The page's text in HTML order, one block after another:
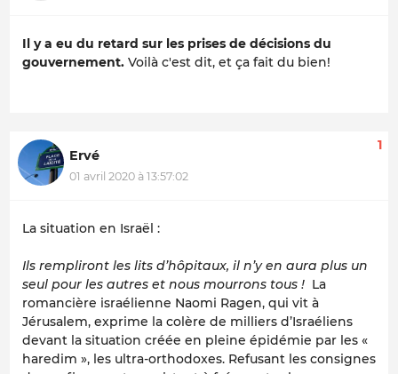
Il y a eu du retard sur les prises de décisions du
gouvernement. Voilà c'est dit, et ça fait du bien!
Ervé
01 avril 2020 à 13:57:02
1
La situation en Israël :
Ils rempliront les lits d’hôpitaux, il n’y en aura plus un
seul pour les autres et nous mourrons tous ! La
romancière israélienne Naomi Ragen, qui vit à
Jérusalem, exprime la colère de milliers d’Israéliens
devant la situation créée en pleine épidémie par les «
haredim », les ultra-orthodoxes. Refusant les consignes